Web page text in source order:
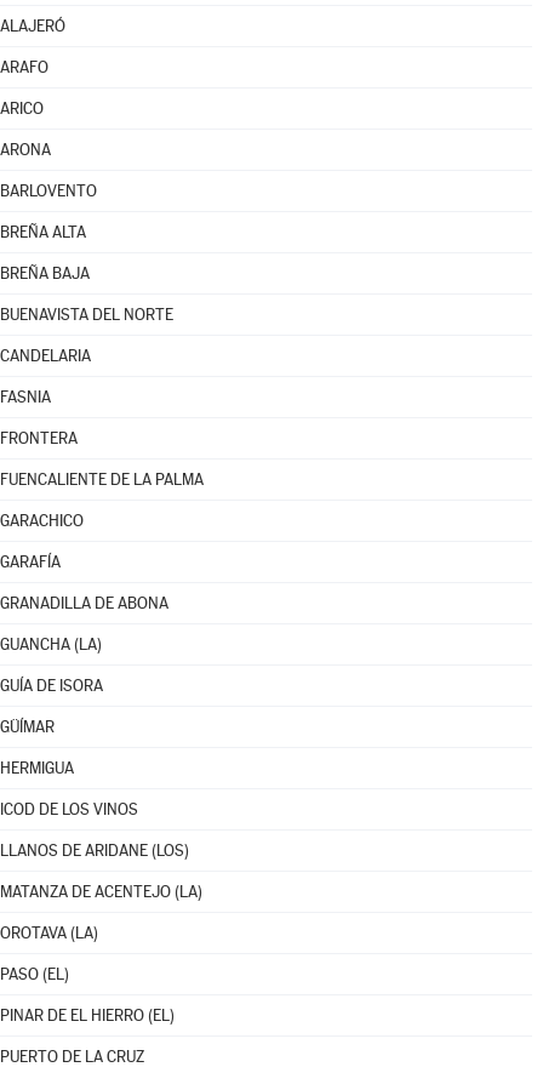
ALAJERÓ
ARAFO
ARICO
ARONA
BARLOVENTO
BREÑA ALTA
BREÑA BAJA
BUENAVISTA DEL NORTE
CANDELARIA
FASNIA
FRONTERA
FUENCALIENTE DE LA PALMA
GARACHICO
GARAFÍA
GRANADILLA DE ABONA
GUANCHA (LA)
GUÍA DE ISORA
GÜÍMAR
HERMIGUA
ICOD DE LOS VINOS
LLANOS DE ARIDANE (LOS)
MATANZA DE ACENTEJO (LA)
OROTAVA (LA)
PASO (EL)
PINAR DE EL HIERRO (EL)
PUERTO DE LA CRUZ